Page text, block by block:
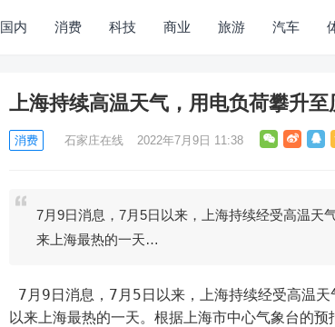
国内 消费 科技 商业 旅游 汽车
上海持续高温天气，用电负荷攀升至
消费 石家庄在线 2022年7月9日 11:38
7月9日消息，7月5日以来，上海持续经受高温天
来上海最热的一天…
以来上海最热的一天。根据上海市中心气象台的